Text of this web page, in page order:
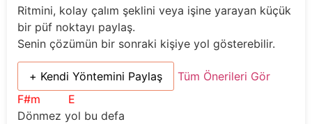
Ritmini, kolay çalım şeklini veya işine yarayan küçük
bir püf noktayı paylaş.
Senin çözümün bir sonraki kişiye yol gösterebilir.
+ Kendi Yöntemini Paylaş
Tüm Önerileri Gör
F#m
E
Dönmez yol bu defa